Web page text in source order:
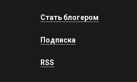
Стать блогером
Подписка
RSS